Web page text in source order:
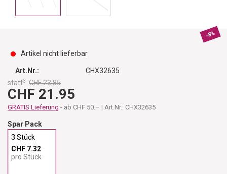
-8%
Artikel nicht lieferbar
Art.Nr.:
CHX32635
statt3 CHF 23.85
CHF 21.95
GRATIS Lieferung - ab CHF 50.– | Art.Nr.: CHX32635
Spar Pack
3 Stück
CHF 7.32
pro Stück